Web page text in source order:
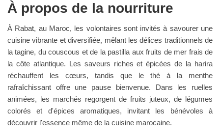
À propos de la nourriture
À Rabat, au Maroc, les volontaires sont invités à savourer une
cuisine vibrante et diversifiée, mêlant les délices traditionnels de
la tagine, du couscous et de la pastilla aux fruits de mer frais de
la côte atlantique. Les saveurs riches et épicées de la harira
réchauffent les cœurs, tandis que le thé à la menthe
rafraîchissant offre une pause bienvenue. Dans les ruelles
animées, les marchés regorgent de fruits juteux, de légumes
colorés et d'épices aromatiques, invitant les bénévoles à
découvrir l'essence même de la cuisine marocaine.